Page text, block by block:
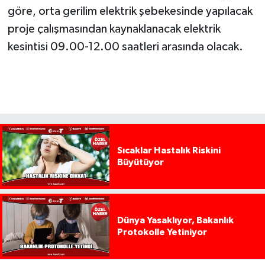
göre, orta gerilim elektrik şebekesinde yapılacak
proje çalışmasından kaynaklanacak elektrik
kesintisi 09.00-12.00 saatleri arasında olacak.
Sıcaklar Hastalık Riskini
Büyütüyor
Dünya Yasaklıyor, Bakanlık
Protokolle Yetiniyor